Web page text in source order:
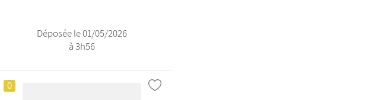
Déposée le 01/05/2026
à 3h56
0